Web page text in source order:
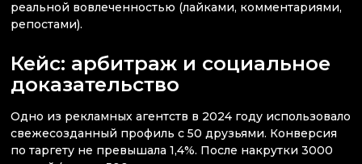
реальной вовлеченностью (лайками, комментариями,
репостами).
Кейс: арбитраж и социальное
доказательство
Одно из рекламных агентств в 2024 году использовало
свежесозданный профиль с 50 друзьями. Конверсия
по таргету не превышала 1,4%. После накрутки 3000